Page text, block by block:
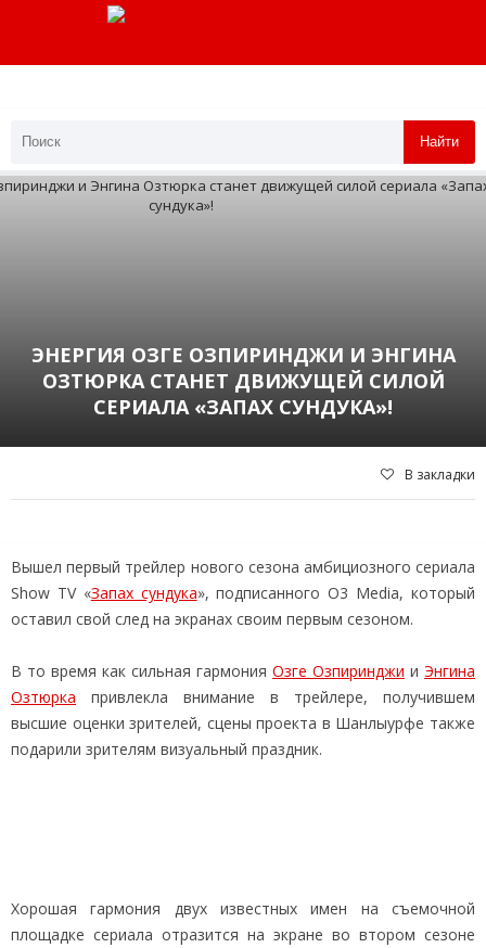
Найти
ЭНЕРГИЯ ОЗГЕ ОЗПИРИНДЖИ И ЭНГИНА
ОЗТЮРКА СТАНЕТ ДВИЖУЩЕЙ СИЛОЙ
СЕРИАЛА «ЗАПАХ СУНДУКА»!
В закладки
Вышел первый трейлер нового сезона амбициозного сериала
Show TV «Запах сундука», подписанного O3 Media, который
оставил свой след на экранах своим первым сезоном.
В то время как сильная гармония Озге Озпиринджи и Энгина
Озтюрка привлекла внимание в трейлере, получившем
высшие оценки зрителей, сцены проекта в Шанлыурфе также
подарили зрителям визуальный праздник.
Хорошая гармония двух известных имен на съемочной
площадке сериала отразится на экране во втором сезоне